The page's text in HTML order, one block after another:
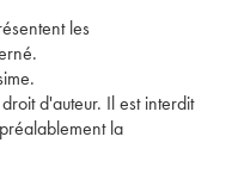
les
d'auteur. Il est interdit
la